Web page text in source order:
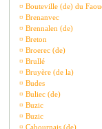
¤ Bouteville (de) du
¤ Brenanvec
¤ Brennalen (de)
¤ Breton
¤ Broerec (de)
¤ Brullé
¤ Bruyère (de la)
¤ Budes
¤ Buliec (de)
¤ Buzic
¤ Buzic
¤ Cabournais (de)